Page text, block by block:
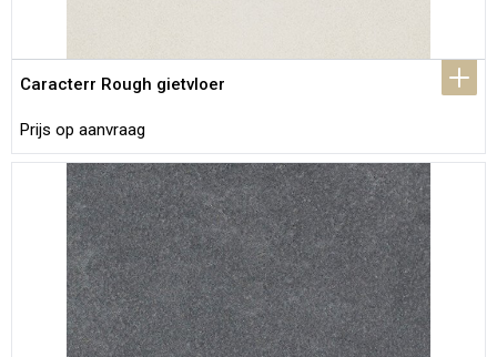
Caracterr Rough gietvloer
Prijs op aanvraag